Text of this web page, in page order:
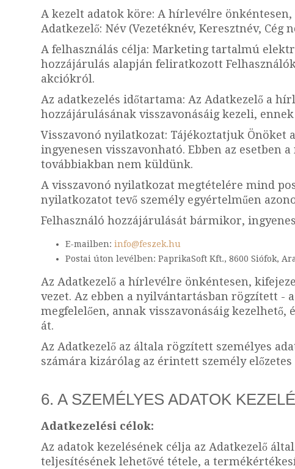
A kezelt adatok köre: A hírlevélre
Adatkezelő: Név (Vezetéknév, Keresztnév, Cég
A felhasználás célja: Marketing tartalmú
hozzájárulás alapján feliratkozott
akciókról.
Az adatkezelés időtartama: Az Adatkezelő a
hozzájárulásának visszavonásáig kezeli,
Visszavonó nyilatkozat: Tájékoztatjuk
ingyenesen visszavonható. Ebben az esetben
továbbiakban nem küldünk.
A visszavonó nyilatkozat megtételére mind
nyilatkozatot tevő személy egyértelműen
Felhasználó hozzájárulását bármikor,
E-mailben: info@feszek.hu
Postai úton levélben: PaprikaSoft Kft., 8600 Siófok,
Az Adatkezelő a hírlevélre önkéntesen,
vezet. Az ebben a nyilvántartásban rögzített -
megfelelően, annak visszavonásáig
át.
Az Adatkezelő az általa rögzített személyes
számára kizárólag az érintett személy
6. A SZEMÉLYES ADATOK
Adatkezelési célok:
Az adatok kezelésének célja az Adatkezelő
teljesítésének lehetővé tétele, a